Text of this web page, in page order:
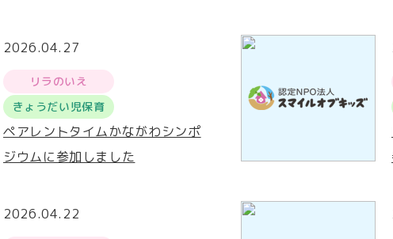
2026.04.27
リラのいえ
きょうだい児保育
ペアレントタイムかながわシンポ
ジウムに参加しました
2026.04.22